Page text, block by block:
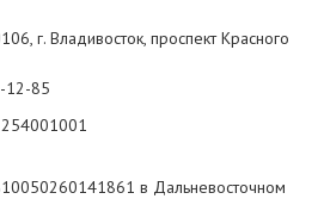
г. Владивосток, проспект Красного
12-85
в Дальневосточном